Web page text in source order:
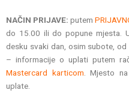
NAČIN PRIJAVE: putem
do 15.00 ili do popune mjesta.
desku svaki dan, osim subote,
– informacije o uplati putem
Mastercard karticom . Mjesto
uplate.